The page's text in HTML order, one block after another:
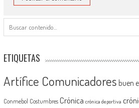
ETIQUETAS
Artífice Comunicadores buen
Conmebol Costumbres Crónica crónica deportiva